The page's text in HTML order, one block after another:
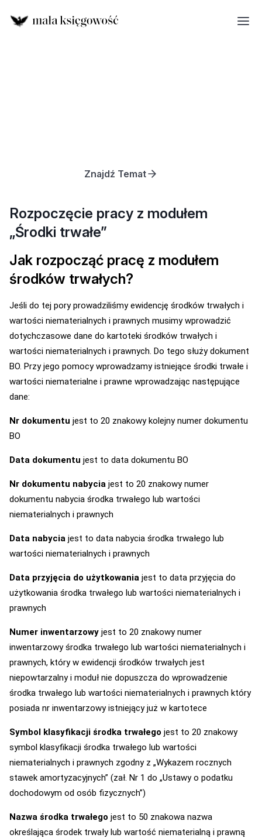
Znajdź Temat
Rozpoczęcie pracy z modułem
„Środki trwałe”
Jak rozpocząć pracę z modułem
środków trwałych?
Jeśli do tej pory prowadziliśmy ewidencję środków trwałych i
wartości niematerialnych i prawnych musimy wprowadzić
dotychczasowe dane do kartoteki środków trwałych i
wartości niematerialnych i prawnych. Do tego służy dokument
BO. Przy jego pomocy wprowadzamy istniejące środki trwałe i
wartości niematerialne i prawne wprowadzając następujące
dane:
Nr dokumentu jest to 20 znakowy kolejny numer dokumentu
BO
Data dokumentu jest to data dokumentu BO
Nr dokumentu nabycia jest to 20 znakowy numer
dokumentu nabycia środka trwałego lub wartości
niematerialnych i prawnych
Data nabycia jest to data nabycia środka trwałego lub
wartości niematerialnych i prawnych
Data przyjęcia do użytkowania jest to data przyjęcia do
użytkowania środka trwałego lub wartości niematerialnych i
prawnych
Numer inwentarzowy jest to 20 znakowy numer
inwentarzowy środka trwałego lub wartości niematerialnych i
prawnych, który w ewidencji środków trwałych jest
niepowtarzalny i moduł nie dopuszcza do wprowadzenie
środka trwałego lub wartości niematerialnych i prawnych który
posiada nr inwentarzowy istniejący już w kartotece
Symbol klasyfikacji środka trwałego jest to 20 znakowy
symbol klasyfikacji środka trwałego lub wartości
niematerialnych i prawnych zgodny z „Wykazem rocznych
stawek amortyzacyjnych” (zał. Nr 1 do „Ustawy o podatku
dochodowym od osób fizycznych”)
Nazwa środka trwałego jest to 50 znakowa nazwa
określająca środek trwały lub wartość niematerialną i prawną